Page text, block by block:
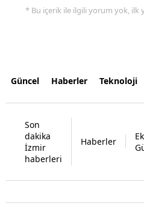
* Bu içerik ile ilgili yorum yok, ilk
Güncel Haberler Teknoloji
Son
dakika
İzmir
haberleri
Haberler